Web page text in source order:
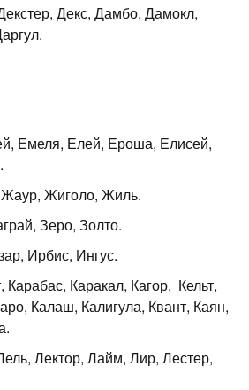
Декс, Дамбо, Дамокл,
Емеля, Елей, Ероша, Елисей,
Жиголо, Жиль.
Зеро, Золто.
Ирбис, Ингус.
Карабас, Каракал, Кагор, Кельт,
Калаш, Калигула, Квант, Каян,
Лектор, Лайм, Лир, Лестер,